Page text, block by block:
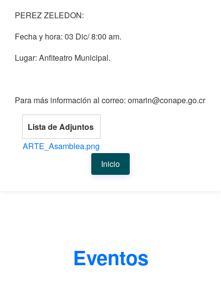
PEREZ ZELEDON:
Fecha y hora: 03 Dic/ 8:00 am.
Lugar: Anfiteatro Municipal.
Para más información al correo: omarin@conape.go.cr
Lista de Adjuntos
ARTE_Asamblea.png
Inicio
Eventos